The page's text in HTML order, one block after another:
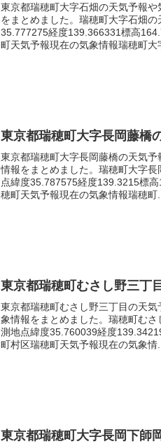
東京都瑞穂町大字石畑の天気予報
をまとめました。瑞穂町大字石畑
35.777275経度139.366331標高
町天気予報現在の気象情報瑞穂町大
東京都瑞穂町大字長岡藤橋
東京都瑞穂町大字長岡藤橋の天気
情報をまとめました。瑞穂町大字
点緯度35.787575経度139.3215標
穂町天気予報現在の気象情報瑞穂町...
東京都瑞穂町むさし野三丁
東京都瑞穂町むさし野三丁目の天
象情報をまとめました。瑞穂町む
測地点緯度35.760039経度
町村区瑞穂町天気予報現在の気象情
東京都瑞穂町大字長岡下師